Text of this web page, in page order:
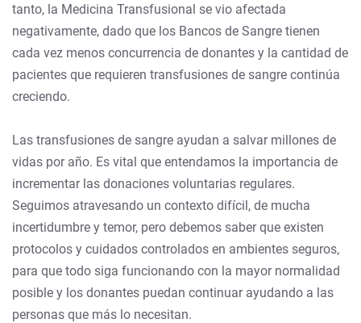
tanto, la Medicina Transfusional se vio afectada
negativamente, dado que los Bancos de Sangre tienen
cada vez menos concurrencia de donantes y la cantidad de
pacientes que requieren transfusiones de sangre continúa
creciendo.
Las transfusiones de sangre ayudan a salvar millones de
vidas por año. Es vital que entendamos la importancia de
incrementar las donaciones voluntarias regulares.
Seguimos atravesando un contexto difícil, de mucha
incertidumbre y temor, pero debemos saber que existen
protocolos y cuidados controlados en ambientes seguros,
para que todo siga funcionando con la mayor normalidad
posible y los donantes puedan continuar ayudando a las
personas que más lo necesitan.